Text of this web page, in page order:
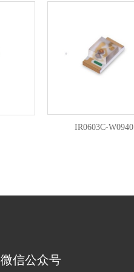
IR0603C-W0940
微信公众号